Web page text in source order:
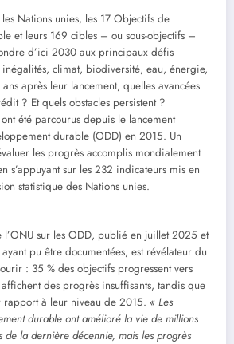
Nations unies, les 17 Objectifs de
et leurs 169 cibles – ou sous-objectifs –
d’ici 2030 aux principaux défis
climat, biodiversité, eau, énergie,
après leur lancement, quelles avancées
? Et quels obstacles persistent ?
été parcourus depuis le lancement
durable (ODD) en 2015. Un
les progrès accomplis mondialement
s’appuyant sur les 232 indicateurs mis en
statistique des Nations unies.
sur les ODD, publié en juillet 2025 et
pu être documentées, est révélateur du
: 35 % des objectifs progressent vers
des progrès insuffisants, tandis que
rapport à leur niveau de 2015. « Les
durable ont amélioré la vie de millions
de la dernière décennie, mais les progrès